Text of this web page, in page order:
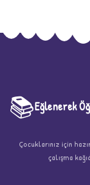
📚Eğlenerek
Çocuklarınız için
çalışma